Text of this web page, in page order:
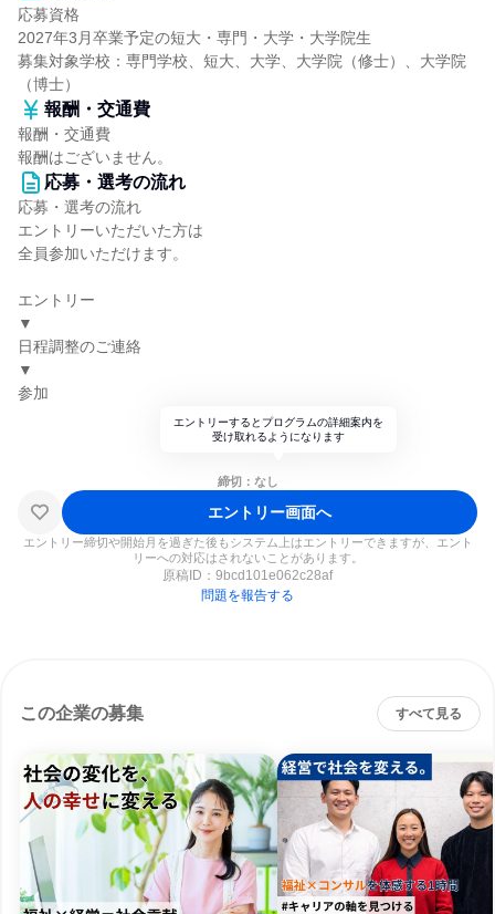
応募資格
2027年3月卒業予定の短大・専門・大学・大学院生
募集対象学校：専門学校、短大、大学、大学院（修士）、大学院
（博士）
報酬・交通費
報酬・交通費
報酬はございません。
応募・選考の流れ
応募・選考の流れ
エントリーいただいた方は
全員参加いただけます。
エントリー
▼
日程調整のご連絡
▼
参加
エントリーするとプログラムの詳細案内を
受け取れるようになります
締切：なし
エントリー画面へ
エントリー締切や開始月を過ぎた後もシステム上はエントリーできますが、エント
リーへの対応はされないことがあります。
原稿ID： 9bcd101e062c28af
問題を報告する
この企業の募集 すべて見る